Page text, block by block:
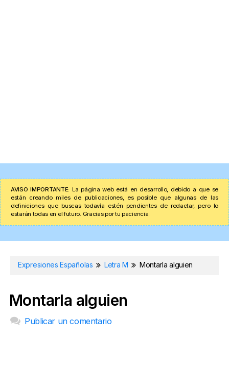
AVISO IMPORTANTE: La página web está en desarrollo, debido a que se
están creando miles de publicaciones, es posible que algunas de las
definiciones que buscas todavía estén pendientes de redactar, pero lo
estarán todas en el futuro. Gracias por tu paciencia.
Expresiones Españolas Letra M Montarla alguien
Montarla alguien
Publicar un comentario